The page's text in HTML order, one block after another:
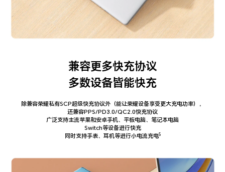
兼容更多快充协议
多数设备皆能快充
除兼容荣耀私有SCP超级快充协议外（能让荣耀设备享受更大充电功率），
还兼容PPS/PD3.0/QC2.0快充协议
广泛支持主流苹果和安卓手机、平板电脑、笔记本电脑
Switch等设备进行快充
同时支持手表、耳机等进行小电流充电5